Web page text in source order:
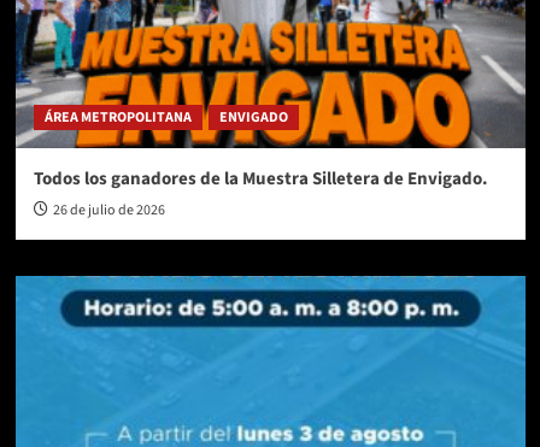
ÁREA METROPOLITANA ENVIGADO
Todos los ganadores de la Muestra Silletera de Envigado.
26 de julio de 2026